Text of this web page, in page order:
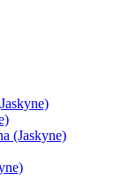
(Jaskyne)